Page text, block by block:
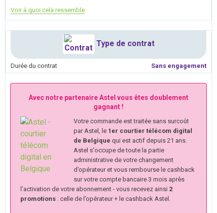
Voir à quoi cela ressemble
Type de contrat
Durée du contrat Sans engagement
Avec notre partenaire Astel vous êtes doublement
gagnant !
Votre commande est traitée sans surcoût
par Astel, le 1er courtier télécom digital
de Belgique qui est actif depuis 21 ans.
Astel s'occupe de toute la partie
administrative de votre changement
d’opérateur et vous rembourse le cashback
sur votre compte bancaire 3 mois après
l’activation de votre abonnement - vous recevez ainsi 2
promotions : celle de l’opérateur + le cashback Astel.